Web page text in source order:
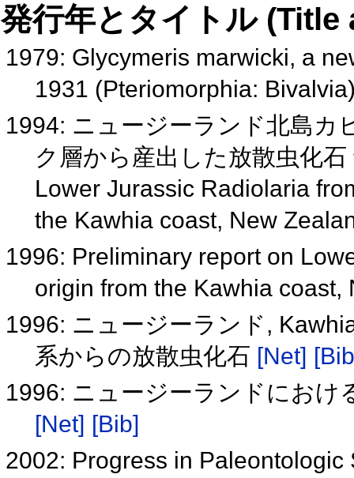
発行年とタイトル
1979: Glycymeris marwicki, a
1931 (Pteriomorphia:
1994: ニュージーランド北島カ
ク層から産出した放散虫化
Lower Jurassic Radiolaria
the Kawhia coast, New
1996: Preliminary report on
origin from the Kawhia
1996: ニュージーランド,
系からの放散虫化石 [Net]
1996: ニュージーランドにおけ
[Net] [Bib]
2002: Progress in